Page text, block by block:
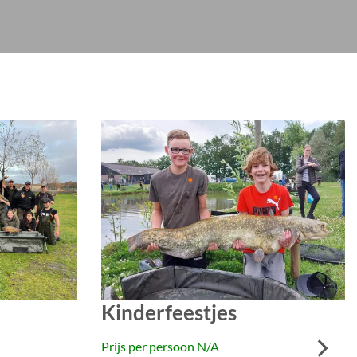
Kinderfeestjes
Prijs per persoon N/A